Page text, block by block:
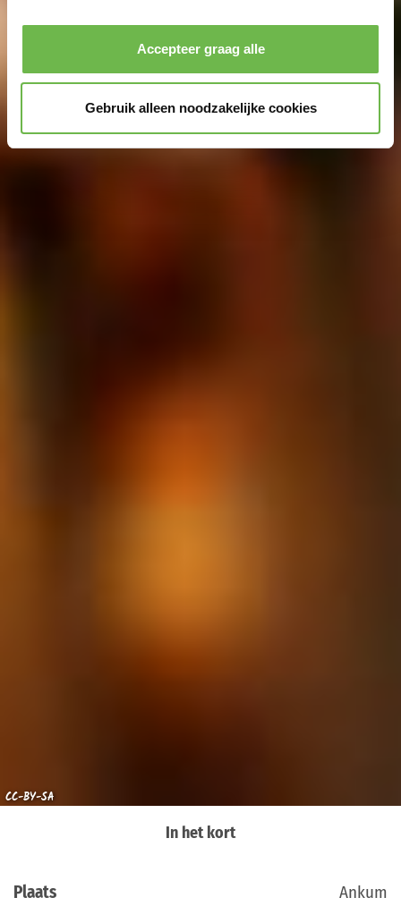
Accepteer graag alle
Gebruik alleen noodzakelijke cookies
CC-BY-SA
In het kort
Plaats Ankum